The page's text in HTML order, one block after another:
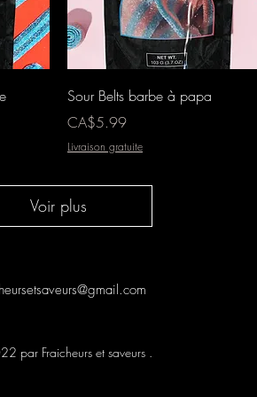
Aperçu rapide
Sour Belts barbe à papa
Prix
CA$5.99
Livraison gratuite
Voir plus
par Fraicheurs et saveurs .